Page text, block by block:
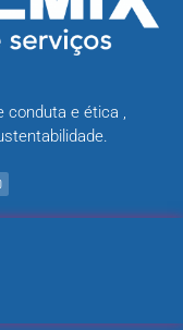
conduta e ética ,